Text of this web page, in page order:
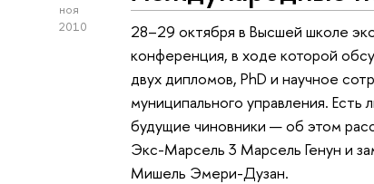
ноя
2010
28–29 октября в Высшей школе
конференция, в ходе которой
двух дипломов, PhD и научное
муниципального управления.
будущие чиновники — об этом
Экс-Марсель 3 Марсель Генун и
Мишель Эмери-Дузан.